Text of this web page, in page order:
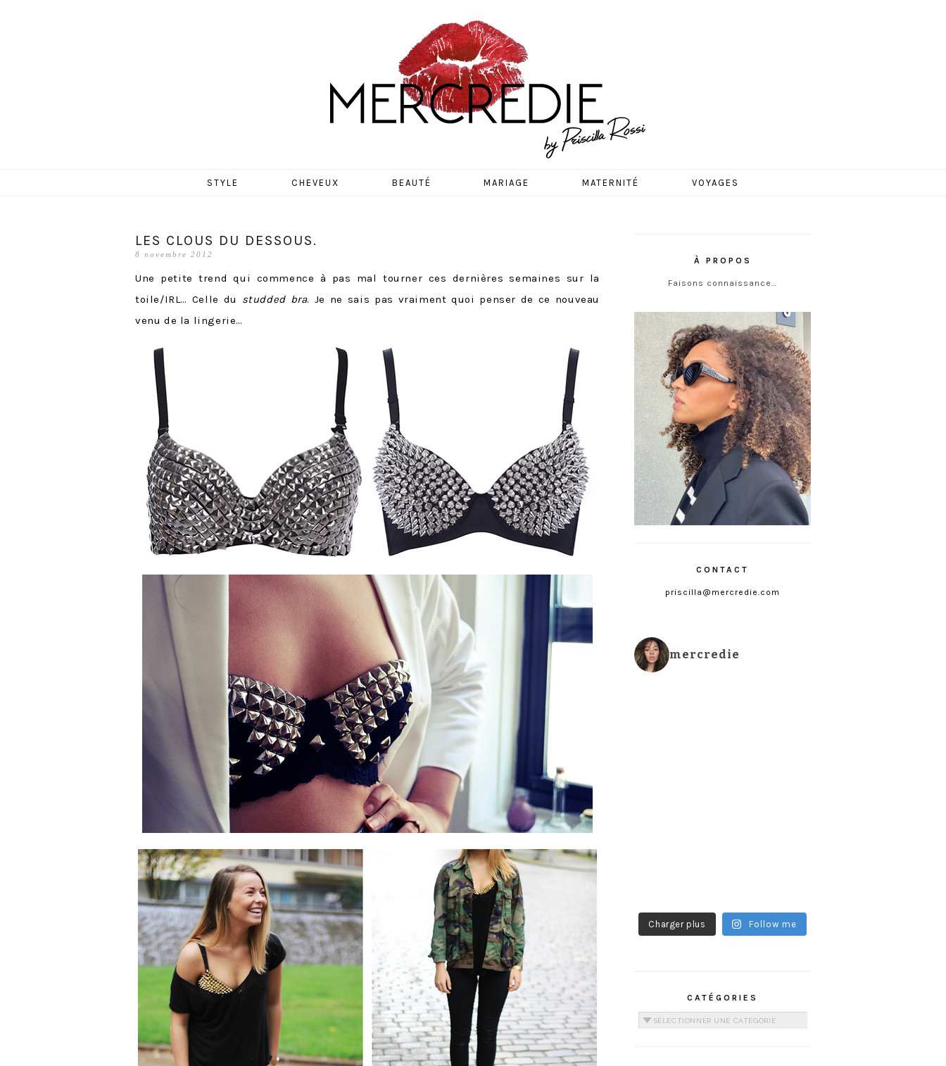
MERCREDIE
STYLE CHEVEUX BEAUTÉ MARIAGE MATERNITÉ VOYAGES
LES CLOUS DU DESSOUS.
8 novembre 2012
Une petite trend qui commence à pas mal tourner ces dernières semaines sur la
toile/IRL… Celle du studded bra. Je ne sais pas vraiment quoi penser de ce nouveau
venu de la lingerie…
À PROPOS
Faisons connaissance…
CONTACT
priscilla@mercredie.com
mercredie
Charger plus Follow me
CATÉGORIES
Catégories